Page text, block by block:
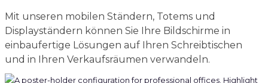
Mit unseren mobilen Ständern, Totems und
Displayständern können Sie Ihre Bildschirme in
einbaufertige Lösungen auf Ihren Schreibtischen
und in Ihren Verkaufsräumen verwandeln.